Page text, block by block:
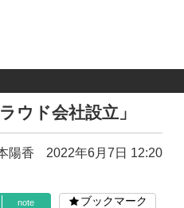
ウド会社設立」
陽香 2022年6月7日 12:20
note ブックマーク